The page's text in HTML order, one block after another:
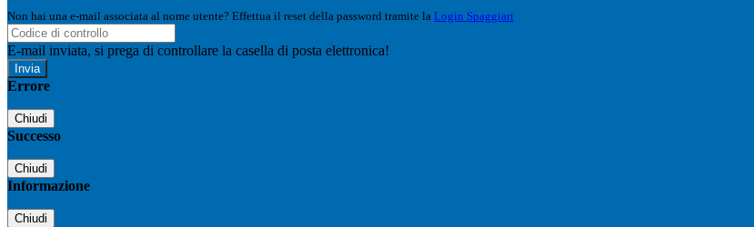
Non hai una e-mail associata al nome utente? Effettua il reset della password tramite la Login Spaggiari
E-mail inviata, si prega di controllare la casella di posta elettronica!
Errore
Chiudi
Successo
Chiudi
Informazione
Chiudi